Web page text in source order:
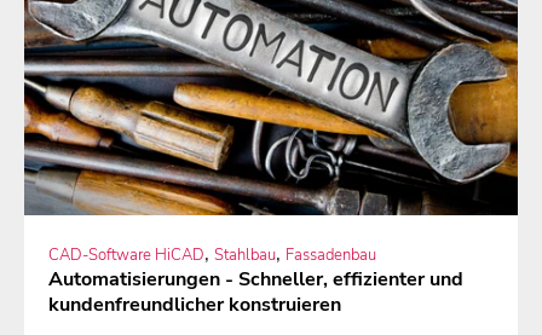
CAD-Software HiCAD, Stahlbau, Fassadenbau
Automatisierungen - Schneller, effizienter und
kundenfreundlicher konstruieren